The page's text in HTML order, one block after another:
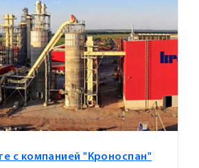
с компанией "Кроноспан"